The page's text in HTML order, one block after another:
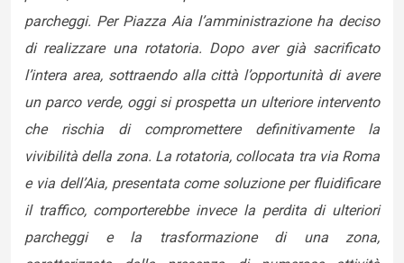
parcheggi. Per Piazza Aia l’amministrazione ha deciso
di realizzare una rotatoria. Dopo aver già sacrificato
l’intera area, sottraendo alla città l’opportunità di avere
un parco verde, oggi si prospetta un ulteriore intervento
che rischia di compromettere definitivamente la
vivibilità della zona. La rotatoria, collocata tra via Roma
e via dell’Aia, presentata come soluzione per fluidificare
il traffico, comporterebbe invece la perdita di ulteriori
parcheggi e la trasformazione di una zona,